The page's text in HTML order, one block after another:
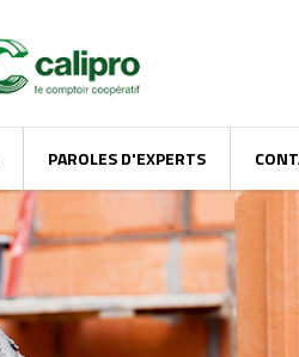
PAROLES D'EXPERTS